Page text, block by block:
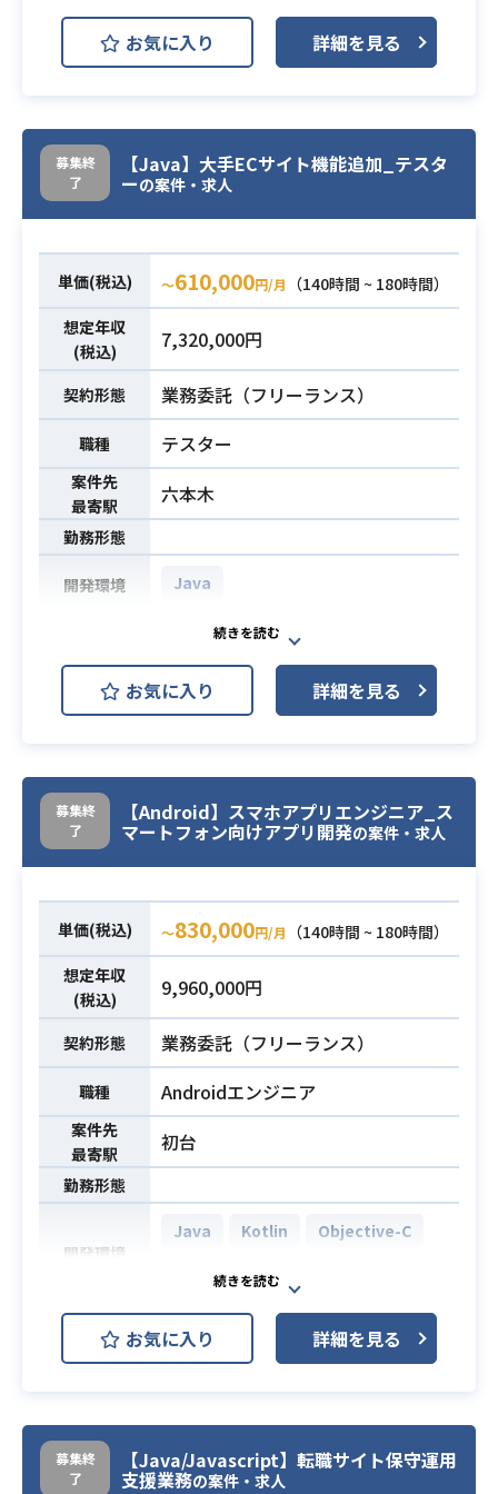
業務内容
ージのエンハンス開発プロジェクト
において、
フットワーク軽く動いていただけるJ
・JavaでのWebアプリ開発経験（5
年以上）
ック設計）
・上流工程からの一貫したご経験
・スクラム形式での開発経験
お気に入り 詳細を見る
募集終
了
【Java】大手ECサイト機能追加_テスタ
ーの案件・求人
単価(税込) 〜610,000円/月
（140時間 ~ 180時間）
想定年収
(税込)
7,320,000円
契約形態 業務委託（フリーランス）
職種 テスター
案件先
最寄駅
六本木
勤務形態
開発環境 Java
流通小売業界大手クライアントのネ
ットスーパーの大型改修PJのテスト
フェーズをご支援いただきます。
予め作成済みの結合テストの仕様書
管理表への記載、修正後の再動作確
認を実施いただきます。
リリースは2020年4月・6月を予定し
ています。
必須スキル
・単体テスト、結合テスト実施経験3
年以上
お気に入り 詳細を見る
募集終
了
【Android】スマホアプリエンジニア_ス
マートフォン向けアプリ開発の案件・求人
単価(税込) 〜830,000円/月
（140時間 ~ 180時間）
想定年収
(税込)
9,960,000円
契約形態 業務委託（フリーランス）
職種 Androidエンジニア
案件先
最寄駅
初台
勤務形態
開発環境
Java Kotlin
Objective-C
Swift
ソリューション事業部にて顧客から
都度新しいものを受注してアプリを
連の業務をご担当いただきます。
お気に入り 詳細を見る
募集終
了
【Java/Javascript】転職サイト保守運用
支援業務の案件・求人